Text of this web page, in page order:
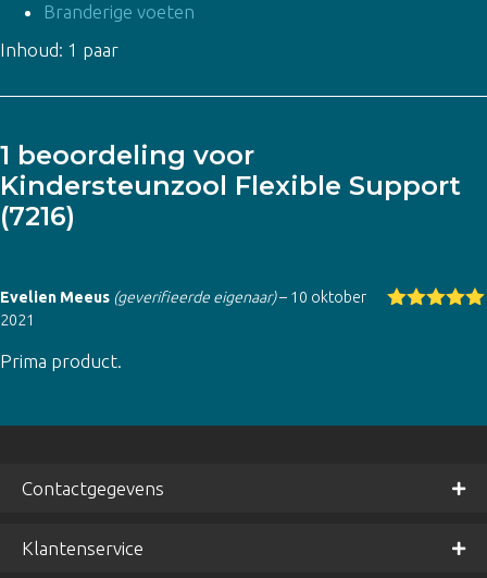
Branderige voeten
Inhoud: 1 paar
1 beoordeling voor
Kindersteunzool Flexible Support
(7216)
Evelien Meeus (geverifieerde eigenaar)– 10 oktober
2021
Prima product.
Contactgegevens
Klantenservice